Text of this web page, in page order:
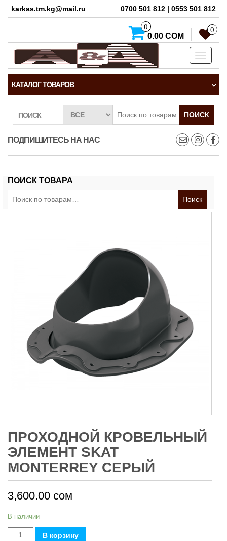
karkas.tm.kg@mail.ru 0700 501 812 | 0553 501 812
0
0.00 СОМ
0
Toggle
КАТАЛОГ ТОВАРОВ
ПОИСК ПОИСК
ПОДПИШИТЕСЬ НА НАС
ПОИСК ТОВАРА
Поиск
ПРОХОДНОЙ КРОВЕЛЬНЫЙ
ЭЛЕМЕНТ SKAT
MONTERREY СЕРЫЙ
3,600.00 сом
В наличии
КоличествоВ корзину